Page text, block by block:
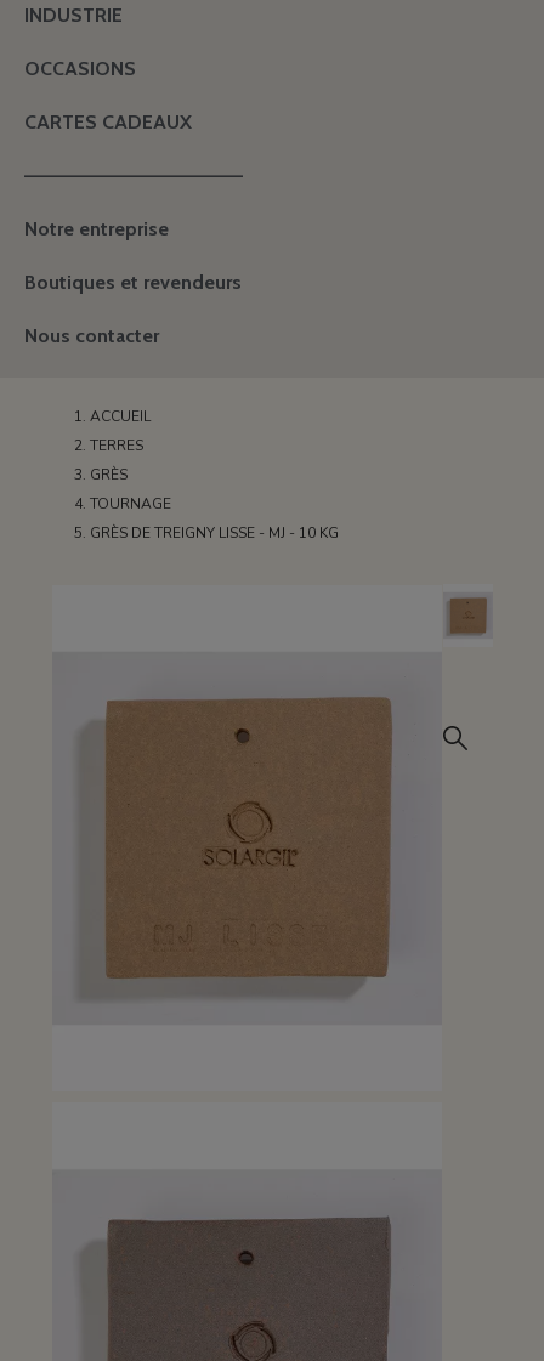
INDUSTRIE
OCCASIONS
CARTES CADEAUX
———————————————
Notre entreprise
Boutiques et revendeurs
Nous contacter
ACCUEIL
TERRES
GRÈS
TOURNAGE
GRÈS DE TREIGNY LISSE - MJ - 10 KG